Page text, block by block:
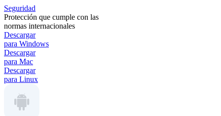
Seguridad
Protección que cumple con las
normas internacionales
Descargar
para Windows
Descargar
para Mac
Descargar
para Linux